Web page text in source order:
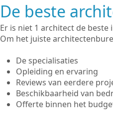
De beste
Er is niet 1 architect de
Om het juiste
De specialisaties
Opleiding en ervaring
Reviews van eerdere
Beschikbaarheid van
Offerte binnen het